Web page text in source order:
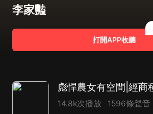
李家豔
打開APP收聽
14.8k次播放 1596條聲音